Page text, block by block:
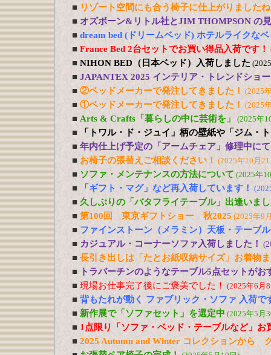
■ リゾート空間にも合う椅子に仕上がりましたね
■ オズボーン&リトル社とJIM THOMPSON の
■ dream bed (ドリームベッド) ホテルライクな
■ France Bed 2台セットでお買い得品入荷です！
■ NIHON BED（日本ベッド）入荷しました
■ JAPANTEX 2025 インテリア・トレンドショー
■ ②ベッドメーカーで発注してきました！ (2025
■ ①ベッドメーカーで発注してきました！ (2025
■ Arts & Crafts「暮らしの中に芸術を」 (2025年
■
「トワル・ド・ジュイ」柄の壁紙や「ジム・
■ 年内仕上げ予定の「アームチェア」修理中にて
■ お椅子の張替えご相談ください！ (2025年10月
■ ソファ・メンテナンスの方法について (2025年
■ 「ギフト・マグ」など再入荷しています！
■ 久しぶりの「バタフライテーブル」出逢いま
■ 第100回 東京ギフトショー 秋2025 (2025年9
■ ファインストーン（メラミン）天板・テーブ
■ カジュアル・コーナーソファ入荷しました！
■ 長引き出しは「たとお紙収納サイズ」お着物
■
トラバーチンのようなテーブル5点セットが
■ 現場お仕事完了後にご褒美でした！ (2025年6月
■ 背もたれが動く ファブリック・ソファ 入荷で
■ 新作展で「ソファセット」を選定中 (2025年5月
■ 1点限り「ソファ・ベッド・テーブルなど」お
■ 2025 Autumn and Winter コレクションから